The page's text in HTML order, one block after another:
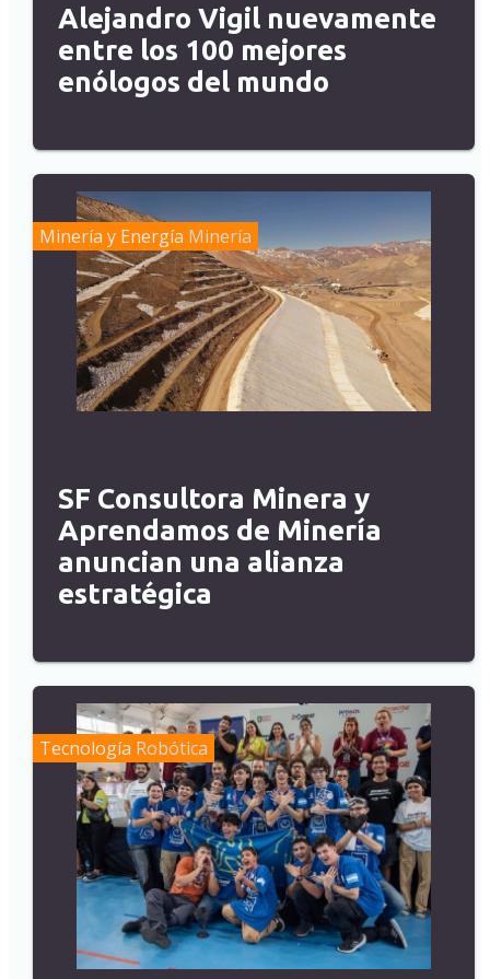
Alejandro Vigil nuevamente
entre los 100 mejores
enólogos del mundo
Minería y Energía Minería
SF Consultora Minera y
Aprendamos de Minería
anuncian una alianza
estratégica
Tecnología Robótica